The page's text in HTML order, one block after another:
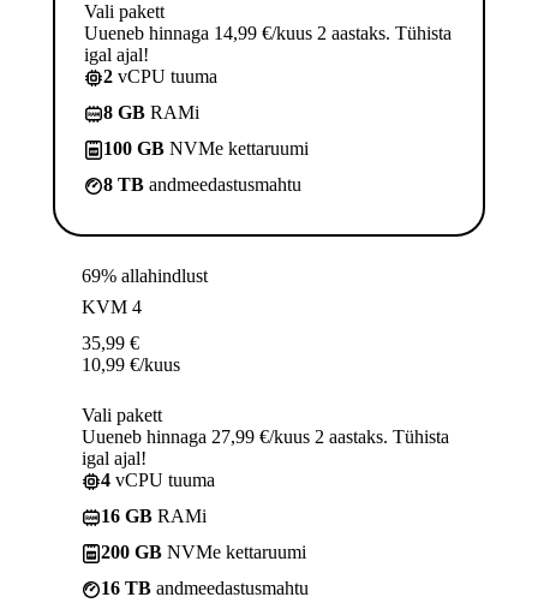
Vali pakett
Uueneb hinnaga 14,99 €/kuus 2 aastaks. Tühista
igal ajal!
2 vCPU tuuma
8 GB RAMi
100 GB NVMe kettaruumi
8 TB andmeedastusmahtu
69% allahindlust
KVM 4
35,99 €
10,99 €/kuus
Vali pakett
Uueneb hinnaga 27,99 €/kuus 2 aastaks. Tühista
igal ajal!
4 vCPU tuuma
16 GB RAMi
200 GB NVMe kettaruumi
16 TB andmeedastusmahtu